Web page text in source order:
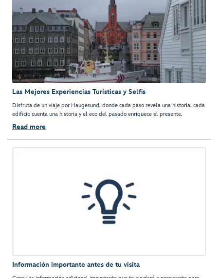
Las Mejores Experiencias Turísticas y Selfis
Disfruta de un viaje por Haugesund, donde cada paso revela una historia, cada
edificio cuenta una historia y el eco del pasado enriquece el presente.
Read more
Información importante antes de tu visita